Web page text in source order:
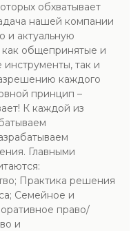
обхватывает
нашей компании
и актуальную
общепринятые и
так и
каждого
принцип –
К каждой из
Главными
Практика решения
Семейное и
право/
и